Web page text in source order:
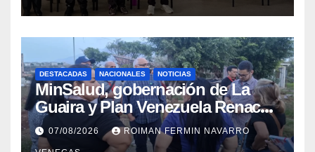
DESTACADAS NACIONALES NOTICIAS
MinSalud, gobernación de La
Guaira y Plan Venezuela Renace
iniciaron la rehabilitación integral
del Centro Psicofamiliar El Niño y
07/08/2026 ROIMAN FERMIN NAVARRO